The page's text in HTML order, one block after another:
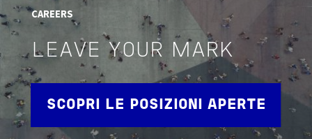
CAREERS
LEAVE YOUR MARK
SCOPRI LE POSIZIONI APERTE